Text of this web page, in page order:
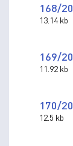
168/
13.14 kb
169/
11.92 kb
170/
12.5 kb